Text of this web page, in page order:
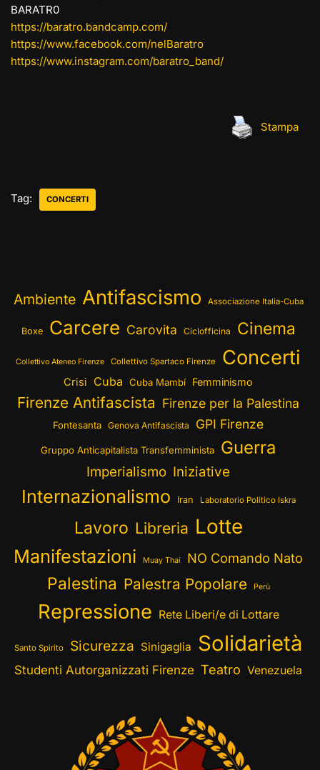
BARATR0
https://baratro.bandcamp.com/
https://www.facebook.com/nelBaratro
https://www.instagram.com/baratro_band/
Stampa
Tag: CONCERTI
Ambiente Antifascismo Associazione Italia-Cuba
Boxe Carcere Carovita Ciclofficina Cinema
Collettivo Ateneo Firenze Collettivo Spartaco Firenze Concerti
Crisi Cuba Cuba Mambí Femminismo
Firenze Antifascista Firenze per la Palestina
Fontesanta Genova Antifascista GPI Firenze
Gruppo Anticapitalista Transfemminista Guerra
Imperialismo Iniziative
Internazionalismo Iran Laboratorio Politico Iskra
Lavoro Libreria Lotte
Manifestazioni Muay Thai NO Comando Nato
Palestina Palestra Popolare Perù
Repressione Rete Liberi/e di Lottare
Santo Spirito Sicurezza Sinigaglia Solidarietà
Studenti Autorganizzati Firenze Teatro Venezuela